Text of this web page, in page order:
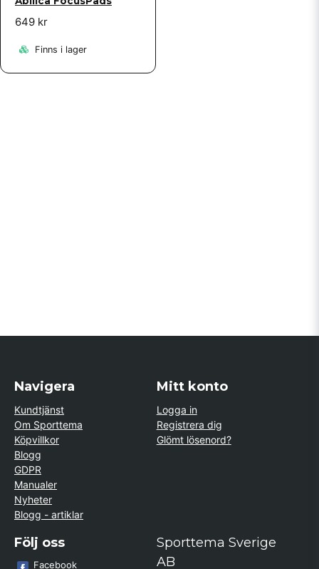
649 kr
Finns i lager
Navigera
Kundtjänst
Om Sporttema
Köpvillkor
Blogg
GDPR
Manualer
Nyheter
Blogg - artiklar
Mitt konto
Logga in
Registrera dig
Glömt lösenord?
Följ oss
Facebook
Sporttema Sverige
AB